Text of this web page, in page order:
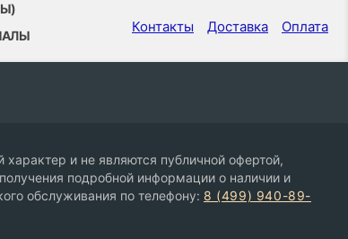
Контакты Доставка Оплата
и не являются публичной офертой,
подробной информации о наличии и
обслуживания по телефону: 8 (499) 940-89-